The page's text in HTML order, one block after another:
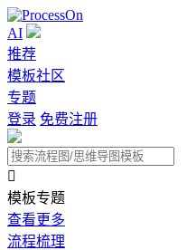
AI
推荐
模板社区
专题
登录 免费注册

模板专题
查看更多
流程梳理